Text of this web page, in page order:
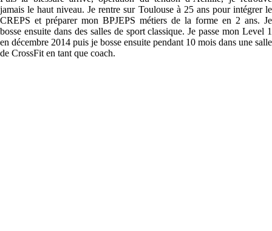
jamais le haut niveau. Je rentre sur Toulouse à 25 ans pour intégrer le
CREPS et préparer mon BPJEPS métiers de la forme en 2 ans. Je
bosse ensuite dans des salles de sport classique. Je passe mon Level 1
en décembre 2014 puis je bosse ensuite pendant 10 mois dans une salle
de CrossFit en tant que coach.